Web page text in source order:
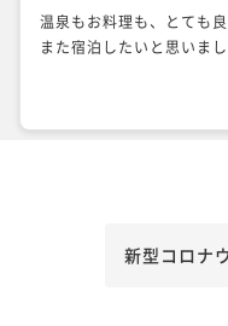
温泉もお料理も、とても良
また宿泊したいと思いまし
新型コロナ